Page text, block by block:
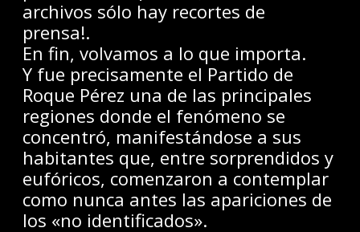
archivos sólo hay recortes de
prensa!.
En fin, volvamos a lo que importa.
Y fue precisamente el Partido de
Roque Pérez una de las principales
regiones donde el fenómeno se
concentró, manifestándose a sus
habitantes que, entre sorprendidos y
eufóricos, comenzaron a contemplar
como nunca antes las apariciones de
los «no identificados».